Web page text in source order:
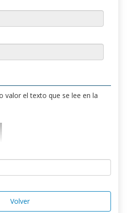
valor el texto que se lee en la
Volver